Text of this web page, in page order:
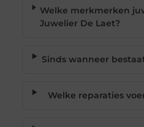
Welke merkmerken
Juwelier De Laet?
Sinds wanneer
Welke reparaties